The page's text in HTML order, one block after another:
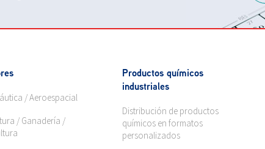
/ Aeroespacial
/ Ganadería /
Productos químicos
industriales
Distribución de productos
químicos en formatos
personalizados